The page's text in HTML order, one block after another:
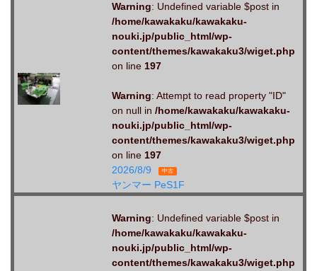
Warning: Undefined variable $post in
/home/kawakaku/kawakaku-
nouki.jp/public_html/wp-
content/themes/kawakaku3/wiget.php
on line 197
Warning: Attempt to read property "ID"
on null in /home/kawakaku/kawakaku-
nouki.jp/public_html/wp-
content/themes/kawakaku3/wiget.php
on line 197
2026/8/9
中古
ヤンマー PeS1F
Warning: Undefined variable $post in
/home/kawakaku/kawakaku-
nouki.jp/public_html/wp-
content/themes/kawakaku3/wiget.php